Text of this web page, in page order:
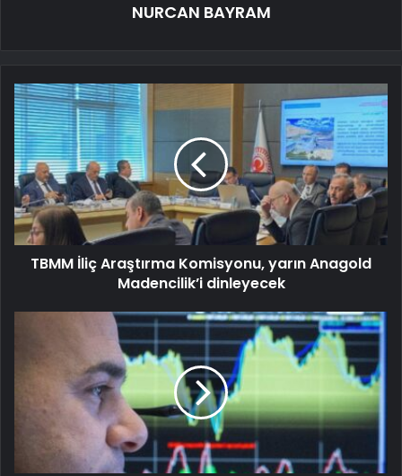
NURCAN BAYRAM
TBMM İliç Araştırma Komisyonu, yarın Anagold
Madencilik’i dinleyecek